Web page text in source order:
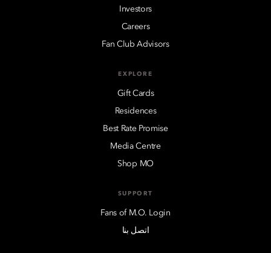
Investors
Careers
Fan Club Advisors
EXPLORE
Gift Cards
Residences
Best Rate Promise
Media Centre
Shop MO
SUPPORT
Fans of M.O. Login
اتصل بنا